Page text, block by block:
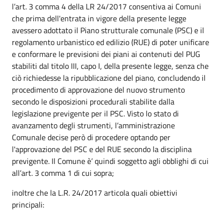
l’art. 3 comma 4 della LR 24/2017 consentiva ai Comuni
che prima dell'entrata in vigore della presente legge
avessero adottato il Piano strutturale comunale (PSC) e il
regolamento urbanistico ed edilizio (RUE) di poter unificare
e conformare le previsioni dei piani ai contenuti del PUG
stabiliti dal titolo III, capo I, della presente legge, senza che
ciò richiedesse la ripubblicazione del piano, concludendo il
procedimento di approvazione del nuovo strumento
secondo le disposizioni procedurali stabilite dalla
legislazione previgente per il PSC. Visto lo stato di
avanzamento degli strumenti, l’amministrazione
Comunale decise però di procedere optando per
l'approvazione del PSC e del RUE secondo la disciplina
previgente. Il Comune è’ quindi soggetto agli obblighi di cui
all’art. 3 comma 1 di cui sopra;
inoltre che la L.R. 24/2017 articola quali obiettivi
principali: